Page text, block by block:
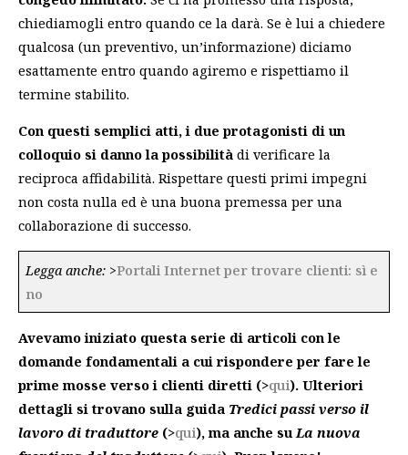
chiediamogli entro quando ce la darà. Se è lui a chiedere
qualcosa (un preventivo, un’informazione) diciamo
esattamente entro quando agiremo e rispettiamo il
termine stabilito.
Con questi semplici atti, i due protagonisti di un
colloquio si danno la possibilità di verificare la
reciproca affidabilità. Rispettare questi primi impegni
non costa nulla ed è una buona premessa per una
collaborazione di successo.
Legga anche: >Portali Internet per trovare clienti: sì e
no
Avevamo iniziato questa serie di articoli con le
domande fondamentali a cui rispondere per fare le
prime mosse verso i clienti diretti (>qui). Ulteriori
dettagli si trovano sulla guida Tredici passi verso il
lavoro di traduttore (>qui), ma anche suLa nuova